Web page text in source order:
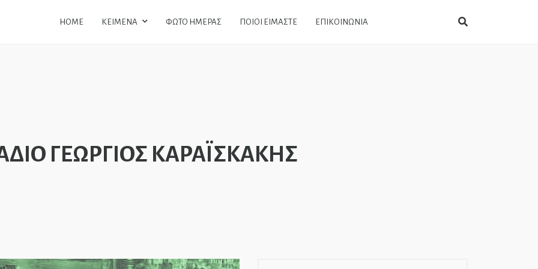
HOME ΚΕΙΜΕΝΑ ΦΩΤΟ ΗΜΕΡΑΣ ΠΟΙΟΙ ΕΙΜΑΣΤΕ ΕΠΙΚΟΙΝΩΝΙΑ
ΓΕΩΡΓΙΟΣ ΚΑΡΑΪΣΚΑΚΗΣ